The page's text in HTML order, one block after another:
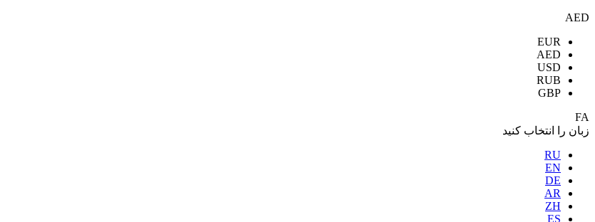
AED
EUR
AED
USD
RUB
GBP
FA
زبان را انتخاب کنید
RU
EN
DE
AR
ZH
ES